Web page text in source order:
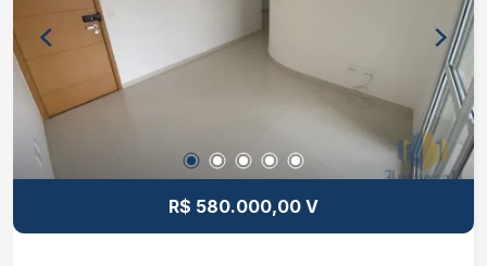
Interessados falar com corretor de imóveis João
Ferreira CRECI 234.934 F (12) 99668-3140
WhatsApp
R$ 580.000,00 V